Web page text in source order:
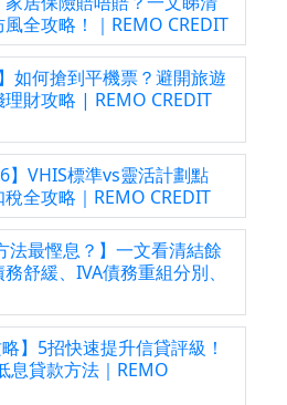
全攻略！｜REMO CREDIT
如何搶到平機票？避開旅遊
財攻略 | REMO CREDIT
】VHIS標準vs靈活計劃點
全攻略｜REMO CREDIT
法最慳息？】一文看清結餘
舒緩、IVA債務重組分別、
】5招快速提升信貸評級！
息貸款方法｜REMO